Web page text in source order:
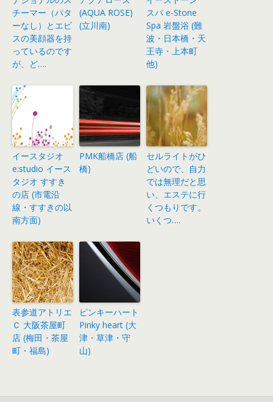
チーマー（パタ
ーなし）とエビ
スの美顔器を持
っているのです
が、ど….
(AQUA ROSE)
(立川南)
スパ e‐Stone
Spa 岩盤浴 (難
波・日本橋・天
王寺・上本町
他)
イースタジオ
e:studio イース
タジオ すすき
の店 (市電沿
線・すすきの以
南方面)
PMK船橋店 (船
橋)
セルライトがひ
どいので、自力
では無理だと思
い、エステに行
くつもりです。
いくつ….
表参道アトリエ
Ｃ 大阪茶屋町
店 (梅田・茶屋
町・福島)
ピンキーハート
Pinky heart (大
津・草津・守
山)